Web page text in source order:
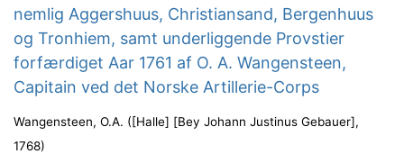
nemlig Aggershuus, Christiansand, Bergenhuus
og Tronhiem, samt underliggende Provstier
forfærdiget Aar 1761 af O. A. Wangensteen,
Capitain ved det Norske Artillerie-Corps
Wangensteen, O.A. ([Halle] [Bey Johann Justinus Gebauer],
1768)